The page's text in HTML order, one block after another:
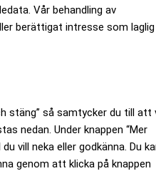
Vår behandling av
berättigat intresse som laglig
stäng” så samtycker du till att
nedan. Under knappen “Mer
vill neka eller godkänna. Du
genom att klicka på knappen